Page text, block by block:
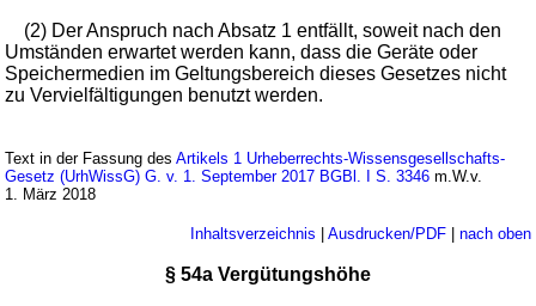
(2) Der Anspruch nach Absatz 1 entfällt, soweit nach den
Umständen erwartet werden kann, dass die Geräte oder
Speichermedien im Geltungsbereich dieses Gesetzes nicht
zu Vervielfältigungen benutzt werden.
Text in der Fassung desArtikels 1 Urheberrechts-Wissensgesellschafts-
Gesetz (UrhWissG) G. v. 1. September 2017 BGBl. I S. 3346 m.W.v.
1. März 2018
Inhaltsverzeichnis Ausdrucken/PDF| nach oben
§ 54a Vergütungshöhe